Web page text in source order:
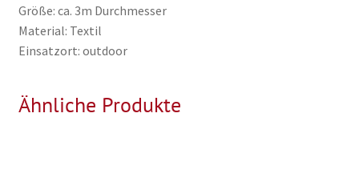
Größe: ca. 3m Durchmesser
Material: Textil
Einsatzort: outdoor
Ähnliche Produkte